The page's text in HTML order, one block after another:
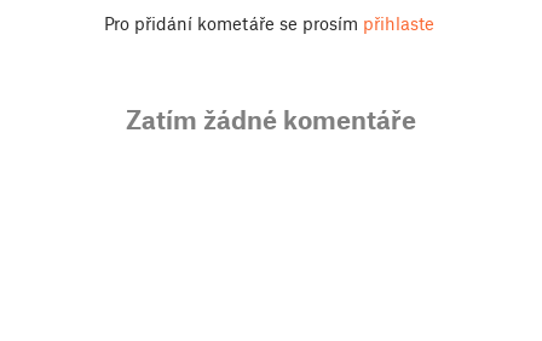
Pro přidání kometáře se prosím přihlaste
Zatím žádné komentáře